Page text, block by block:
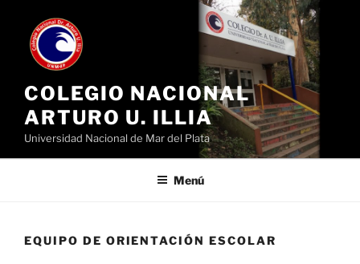
contenido
COLEGIO NACIONAL
ARTURO U. ILLIA
Universidad Nacional de Mar del Plata
Menú
EQUIPO DE ORIENTACIÓN ESCOLAR